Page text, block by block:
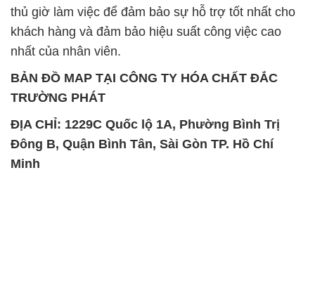
thủ giờ làm việc để đảm bảo sự hỗ trợ tốt nhất cho
khách hàng và đảm bảo hiệu suất công việc cao
nhất của nhân viên.
BẢN ĐỒ MAP TẠI CÔNG TY HÓA CHẤT ĐẮC
TRƯỜNG PHÁT
ĐỊA CHỈ: 1229C Quốc lộ 1A, Phường Bình Trị
Đông B, Quận Bình Tân, Sài Gòn TP. Hồ Chí
Minh